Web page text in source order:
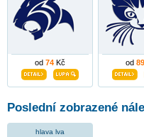
od 74 Kč od 89
Poslední zobrazené
hlava lva